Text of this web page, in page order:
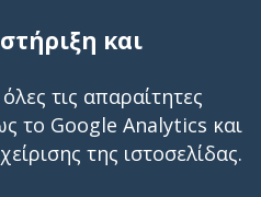
και
τις απαραίτητες
το Google Analytics και
της ιστοσελίδας.